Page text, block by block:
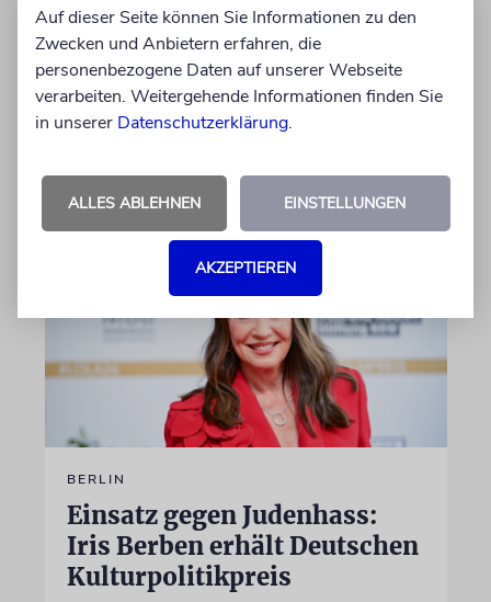
Gemeinde Köln, an WDR-
Programmdirektorin Andrea Schafarczyk
gewandt. Wir dokumentieren das Schreiben
im Wortlaut
07.08.2026
BERLIN
Einsatz gegen Judenhass:
Iris Berben erhält Deutschen
Kulturpolitikpreis
Auf dieser Seite können Sie Informationen zu den
Zwecken und Anbietern erfahren, die
personenbezogene Daten auf unserer Webseite
verarbeiten. Weitergehende Informationen finden Sie
in unserer Datenschutzerklärung.
ALLES ABLEHNEN EINSTELLUNGEN
AKZEPTIEREN